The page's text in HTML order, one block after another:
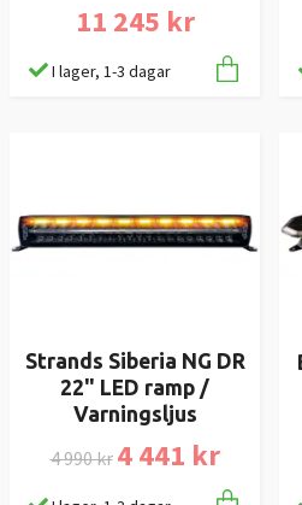
11 245 kr
I lager, 1-3 dagar
Strands Siberia NG DR
22" LED ramp /
Varningsljus
4 990 kr 4 441 kr